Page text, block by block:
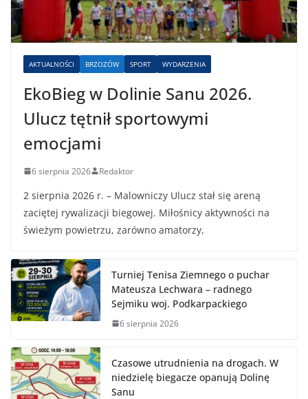
AKTUALNOŚCI BRZOZÓW SPORT WYDARZENIA
EkoBieg w Dolinie Sanu 2026.
Ulucz tętnił sportowymi
emocjami
6 sierpnia 2026 Redaktor
2 sierpnia 2026 r. – Malowniczy Ulucz stał się areną
zaciętej rywalizacji biegowej. Miłośnicy aktywności na
świeżym powietrzu, zarówno amatorzy,
Turniej Tenisa Ziemnego o puchar
Mateusza Lechwara – radnego
Sejmiku woj. Podkarpackiego
6 sierpnia 2026
Czasowe utrudnienia na drogach. W
niedzielę biegacze opanują Dolinę
Sanu